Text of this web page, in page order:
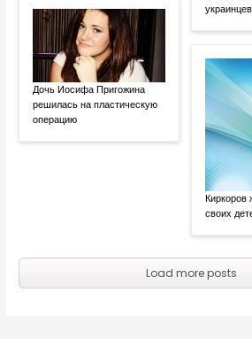
Дочь Иосифа Пригожина
решилась на пластическую
операцию
украинцев
Киркоров
своих
Load more posts